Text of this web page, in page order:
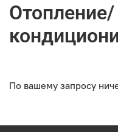
Отопление/
По вашему запросу